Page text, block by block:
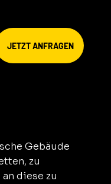
JETZT ANFRAGEN
Gebäude
zu
diese zu